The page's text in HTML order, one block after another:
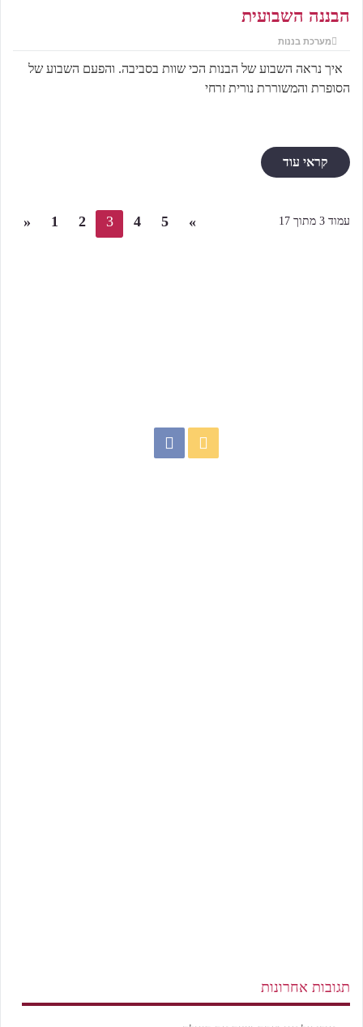
הבננה השבועית
מערכת בננות
איך נראה השבוע של הבנות הכי שוות בסביבה. והפעם השבוע של
הסופרת והמשוררת נורית זרחי
קראי עוד
עמוד 3 מתוך 17 « 1 2 3 4 5 »
תגובות אחרונות